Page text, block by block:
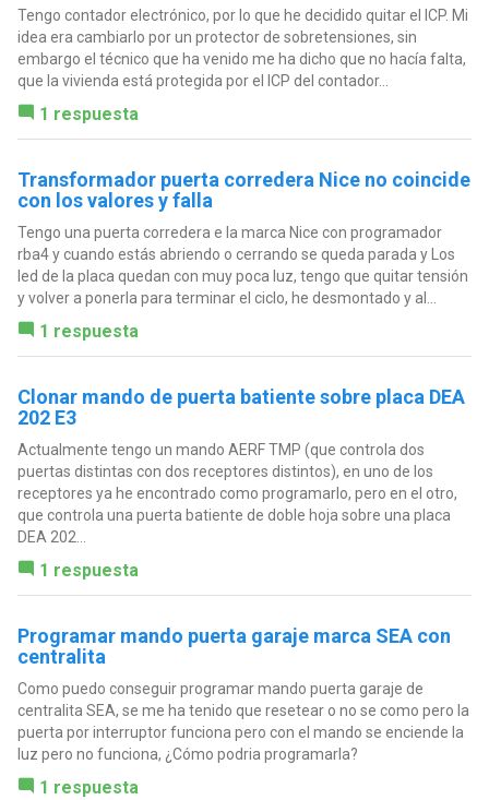
Tengo contador electrónico, por lo que he decidido quitar el ICP. Mi
idea era cambiarlo por un protector de sobretensiones, sin
embargo el técnico que ha venido me ha dicho que no hacía falta,
que la vivienda está protegida por el ICP del contador...
1 respuesta
Transformador puerta corredera Nice no coincide
con los valores y falla
Tengo una puerta corredera e la marca Nice con programador
rba4 y cuando estás abriendo o cerrando se queda parada y Los
led de la placa quedan con muy poca luz, tengo que quitar tensión
y volver a ponerla para terminar el ciclo, he desmontado y al...
1 respuesta
Clonar mando de puerta batiente sobre placa DEA
202 E3
Actualmente tengo un mando AERF TMP (que controla dos
puertas distintas con dos receptores distintos), en uno de los
receptores ya he encontrado como programarlo, pero en el otro,
que controla una puerta batiente de doble hoja sobre una placa
DEA 202...
1 respuesta
Programar mando puerta garaje marca SEA con
centralita
Como puedo conseguir programar mando puerta garaje de
centralita SEA, se me ha tenido que resetear o no se como pero la
puerta por interruptor funciona pero con el mando se enciende la
luz pero no funciona, ¿Cómo podria programarla?
1 respuesta